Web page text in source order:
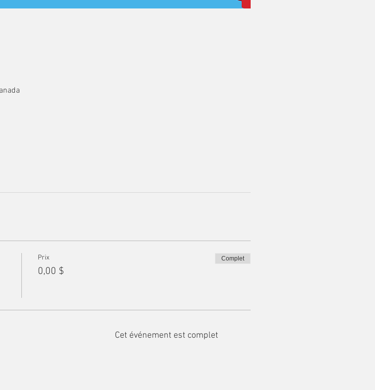
Prix
0,00 $
Complet
Cet événement est complet